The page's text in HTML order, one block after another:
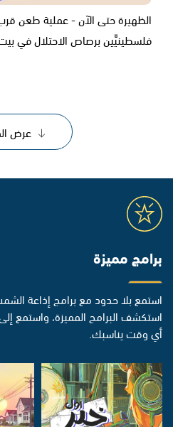
الظهيرة حتى الآن - عملية طعن
فلسطينيَّين برصاص الاحتلال في بيت فوريك
عرض
برامج مميزة
استمع بلا حدود مع برامج إذاعة
استكشف البرامج المميزة، واستمع
أي وقت يناسبك.